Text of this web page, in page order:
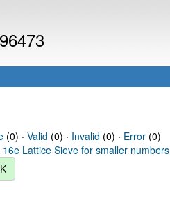
(0) · Valid (0) · Invalid (0) · Error(0)
16e Lattice Sieve for smaller numbers